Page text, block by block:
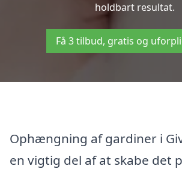
holdbart resultat.
Få 3 tilbud, gratis og
Ophængning af gardiner i
en vigtig del af at skabe det